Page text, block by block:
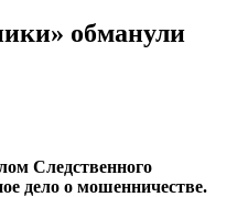
обманули
Следственного
дело о мошенничестве.